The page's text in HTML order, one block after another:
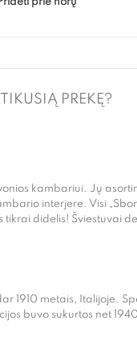
PREKĘ?
kambariui. Jų
interjere. Visi
tikrai didelis! Šviestuvai
1910 metais, Italijoje.
buvo sukurtos net